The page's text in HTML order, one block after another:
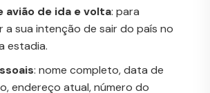
avião de ida e volta: para
a sua intenção de sair do país no
estadia.
: nome completo, data de
endereço atual, número do